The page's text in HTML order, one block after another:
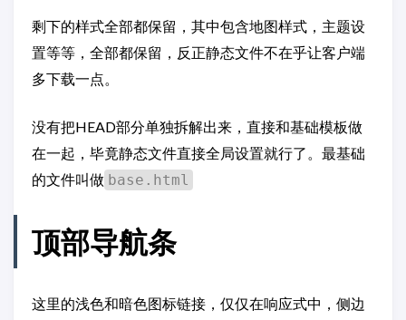
剩下的样式全部都保留，其中包含地图样式，主题设
置等等，全部都保留，反正静态文件不在乎让客户端
多下载一点。
没有把HEAD部分单独拆解出来，直接和基础模板做
在一起，毕竟静态文件直接全局设置就行了。最基础
的文件叫做 base.html
顶部导航条
这里的浅色和暗色图标链接，仅仅在响应式中，侧边